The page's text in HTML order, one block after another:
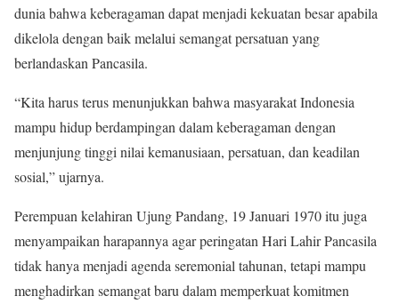
dunia bahwa keberagaman dapat menjadi kekuatan besar apabila
dikelola dengan baik melalui semangat persatuan yang
berlandaskan Pancasila.
“Kita harus terus menunjukkan bahwa masyarakat Indonesia
mampu hidup berdampingan dalam keberagaman dengan
menjunjung tinggi nilai kemanusiaan, persatuan, dan keadilan
sosial,” ujarnya.
Perempuan kelahiran Ujung Pandang, 19 Januari 1970 itu juga
menyampaikan harapannya agar peringatan Hari Lahir Pancasila
tidak hanya menjadi agenda seremonial tahunan, tetapi mampu
menghadirkan semangat baru dalam memperkuat komitmen